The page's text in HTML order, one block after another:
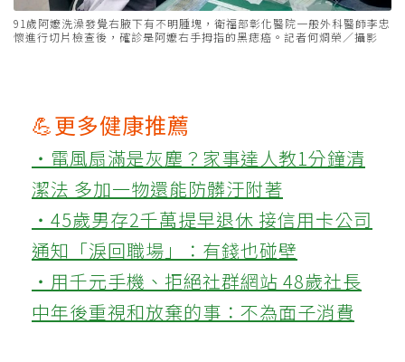
91歲阿嬤洗澡發覺右腋下有不明腫塊，衛福部彰化醫院一般外科醫師李忠
懷進行切片檢查後，確診是阿嬤右手拇指的黑痣癌。記者何烱榮／攝影
💪更多健康推薦
‧電風扇滿是灰塵？家事達人教1分鐘清
潔法 多加一物還能防髒汙附著
‧45歲男存2千萬提早退休 接信用卡公司
通知「淚回職場」：有錢也碰壁
‧用千元手機、拒絕社群網站 48歲社長
中年後重視和放棄的事：不為面子消費